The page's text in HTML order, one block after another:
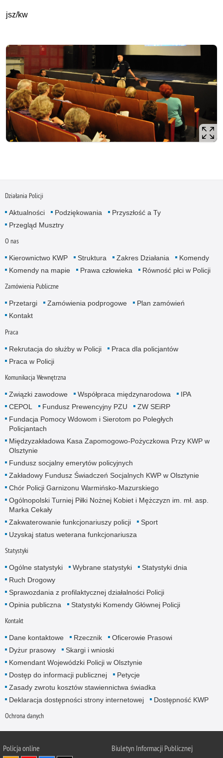
jsz/kw
Działania Policji
Aktualności Podziękowania
Przyszłość a Ty
Przegląd Musztry
O nas
Kierownictwo KWP Struktura Zakres Działania
Komendy
Komendy na mapie
Prawa człowieka Równość płci w Policji
Zamówienia Publiczne
Przetargi Zamówienia podprogowe
Plan zamówień
Kontakt
Praca
Rekrutacja do służby w Policji
Praca dla policjantów
Praca w Policji
Komunikacja Wewnętrzna
Związki zawodowe Współpraca międzynarodowa
IPA
CEPOL
Fundusz Prewencyjny PZU
ZW SEiRP
Fundacja Pomocy Wdowom i Sierotom po Poległych
Policjantach
Międzyzakładowa Kasa Zapomogowo-Pożyczkowa Przy KWP w
Olsztynie
Fundusz socjalny emerytów policyjnych
Zakładowy Fundusz Świadczeń Socjalnych KWP w Olsztynie
Chór Policji Garnizonu Warmińsko-Mazurskiego
Ogólnopolski Turniej Piłki Nożnej Kobiet i Mężczyzn im. mł. asp.
Marka Cekały
Zakwaterowanie funkcjonariuszy policji
Sport
Uzyskaj status weterana funkcjonariusza
Statystyki
Ogólne statystyki Wybrane statystyki
Statystyki dnia
Ruch Drogowy
Sprawozdania z profilaktycznej działalności Policji
Opinia publiczna
Statystyki Komendy Głównej Policji
Kontakt
Dane kontaktowe Rzecznik
Oficerowie Prasowi
Dyżur prasowy
Skargi i wnioski
Komendant Wojewódzki Policji w Olsztynie
Dostęp do informacji publicznej
Petycje
Zasady zwrotu kosztów stawiennictwa świadka
Deklaracja dostępności strony internetowej
Dostępność KWP
Ochrona danych
Policja online Biuletyn Informacji Publicznej